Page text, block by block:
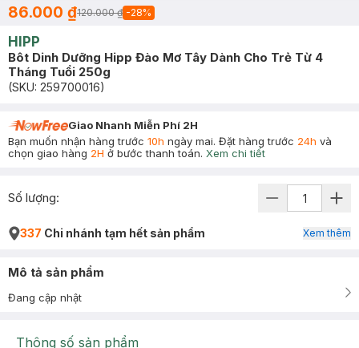
86.000 ₫120.000 ₫ -28%
HIPP
Bôt Dinh Dưỡng Hipp Đào Mơ Tây Dành Cho Trẻ Từ 4
Tháng Tuổi 250g
(SKU: 259700016)
Giao Nhanh Miễn Phí 2H
Bạn muốn nhận hàng trước 10h ngày mai. Đặt hàng trước 24h và
chọn giao hàng 2H ở bước thanh toán. Xem chi tiết
Số lượng:
337 Chi nhánh tạm hết sản phẩm Xem thêm
Mô tả sản phẩm
Đang cập nhật
Thông số sản phẩm